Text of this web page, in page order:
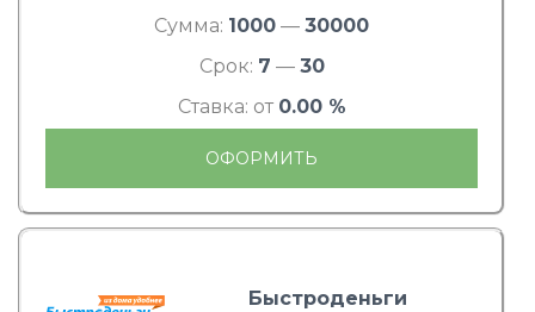
Сумма: 1000 — 30000
Срок: 7 — 30
Ставка: от 0.00 %
ОФОРМИТЬ
Быстроденьги